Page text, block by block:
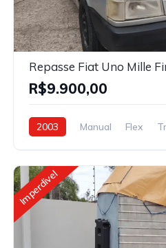
Repasse Fiat Uno Mille
R$9.900,00
2003 Manual Flex
Imperdivel